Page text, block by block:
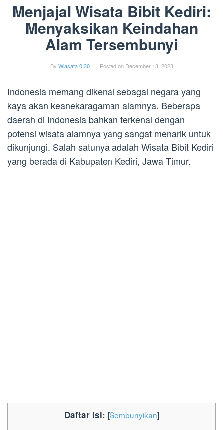
Menjajal Wisata Bibit Kediri:
Menyaksikan Keindahan
Alam Tersembunyi
By Wiasata 0 30 Posted on December 13, 2023
Indonesia memang dikenal sebagai negara yang
kaya akan keanekaragaman alamnya. Beberapa
daerah di Indonesia bahkan terkenal dengan
potensi wisata alamnya yang sangat menarik untuk
dikunjungi. Salah satunya adalah Wisata Bibit Kediri
yang berada di Kabupaten Kediri, Jawa Timur.
Daftar Isi: [Sembunyikan]